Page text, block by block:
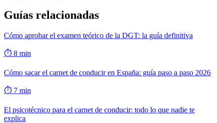
Guías relacionadas
Cómo aprobar el examen teórico de la DGT: la guía definitiva
⏱ 8 min
Cómo sacar el carnet de conducir en España: guía paso a paso 2026
⏱ 7 min
El psicotécnico para el carnet de conducir: todo lo que nadie te
explica